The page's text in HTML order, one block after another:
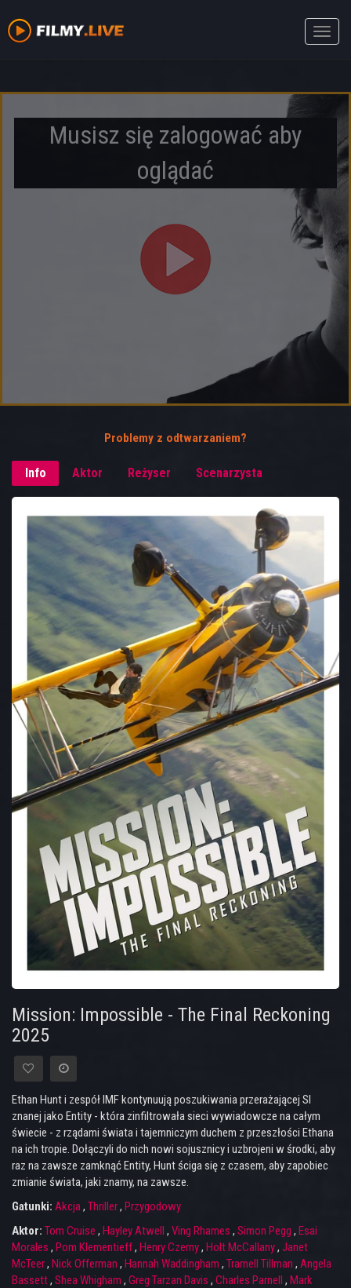
Toggle
Musisz się zalogować aby
oglądać
Problemy z odtwarzaniem?
Info Aktor Reżyser Scenarzysta
Mission: Impossible - The Final Reckoning
2025
Ethan Hunt i zespół IMF kontynuują poszukiwania przerażającej SI
znanej jako Entity - która zinfiltrowała sieci wywiadowcze na całym
świecie - z rządami świata i tajemniczym duchem z przeszłości Ethana
na ich tropie. Dołączyli do nich nowi sojusznicy i uzbrojeni w środki, aby
raz na zawsze zamknąć Entity, Hunt ściga się z czasem, aby zapobiec
zmianie świata, jaki znamy, na zawsze.
Gatunki: Akcja, Thriller, Przygodowy
Aktor: Tom Cruise , Hayley Atwell , Ving Rhames , Simon Pegg , Esai
Morales , Pom Klementieff, Henry Czerny, Holt McCallany, Janet
McTeer, Nick Offerman , Hannah Waddingham , Tramell Tillman , Angela
Bassett, Shea Whigham , Greg Tarzan Davis , Charles Parnell , Mark